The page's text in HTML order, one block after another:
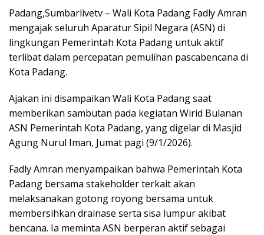
Padang,Sumbarlivetv – Wali Kota Padang Fadly Amran
mengajak seluruh Aparatur Sipil Negara (ASN) di
lingkungan Pemerintah Kota Padang untuk aktif
terlibat dalam percepatan pemulihan pascabencana di
Kota Padang.
Ajakan ini disampaikan Wali Kota Padang saat
memberikan sambutan pada kegiatan Wirid Bulanan
ASN Pemerintah Kota Padang, yang digelar di Masjid
Agung Nurul Iman, Jumat pagi (9/1/2026).
Fadly Amran menyampaikan bahwa Pemerintah Kota
Padang bersama stakeholder terkait akan
melaksanakan gotong royong bersama untuk
membersihkan drainase serta sisa lumpur akibat
bencana. Ia meminta ASN berperan aktif sebagai